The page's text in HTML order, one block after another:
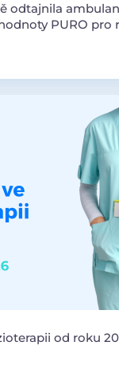
odtajnila
PURO pro
od roku